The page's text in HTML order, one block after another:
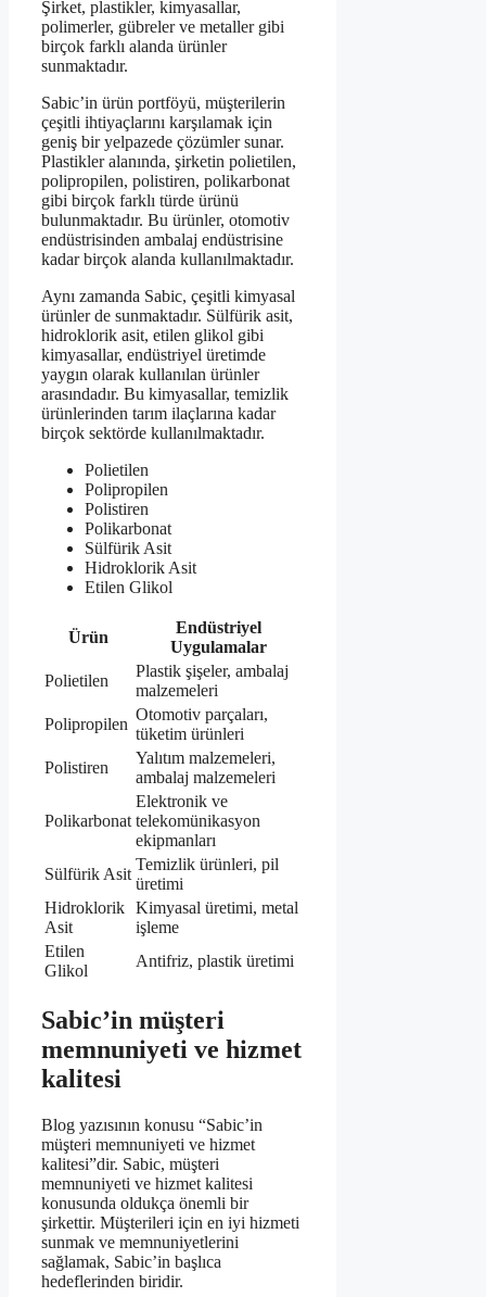
Şirket, plastikler, kimyasallar,
polimerler, gübreler ve metaller gibi
birçok farklı alanda ürünler
sunmaktadır.
Sabic’in ürün portföyü, müşterilerin
çeşitli ihtiyaçlarını karşılamak için
geniş bir yelpazede çözümler sunar.
Plastikler alanında, şirketin polietilen,
polipropilen, polistiren, polikarbonat
gibi birçok farklı türde ürünü
bulunmaktadır. Bu ürünler, otomotiv
endüstrisinden ambalaj endüstrisine
kadar birçok alanda kullanılmaktadır.
Aynı zamanda Sabic, çeşitli kimyasal
ürünler de sunmaktadır. Sülfürik asit,
hidroklorik asit, etilen glikol gibi
kimyasallar, endüstriyel üretimde
yaygın olarak kullanılan ürünler
arasındadır. Bu kimyasallar, temizlik
ürünlerinden tarım ilaçlarına kadar
birçok sektörde kullanılmaktadır.
Polietilen
Polipropilen
Polistiren
Polikarbonat
Sülfürik Asit
Hidroklorik Asit
Etilen Glikol
Ürün
Endüstriyel
Uygulamalar
Polietilen
Plastik şişeler, ambalaj
malzemeleri
Polipropilen
Otomotiv parçaları,
tüketim ürünleri
Polistiren
Yalıtım malzemeleri,
ambalaj malzemeleri
Polikarbonat
Elektronik ve
telekomünikasyon
ekipmanları
Sülfürik Asit
Temizlik ürünleri, pil
üretimi
Hidroklorik
Asit
Kimyasal üretimi, metal
işleme
Etilen
Glikol
Antifriz, plastik üretimi
Sabic’in müşteri
memnuniyeti ve hizmet
kalitesi
Blog yazısının konusu “Sabic’in
müşteri memnuniyeti ve hizmet
kalitesi”dir. Sabic, müşteri
memnuniyeti ve hizmet kalitesi
konusunda oldukça önemli bir
şirkettir. Müşterileri için en iyi hizmeti
sunmak ve memnuniyetlerini
sağlamak, Sabic’in başlıca
hedeflerinden biridir.